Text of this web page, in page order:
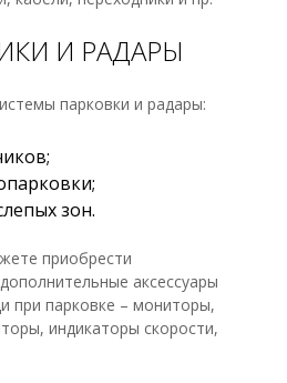
И РАДАРЫ
парковки и радары:
зон.
приобрести
аксессуары
при парковке – мониторы,
индикаторы скорости,